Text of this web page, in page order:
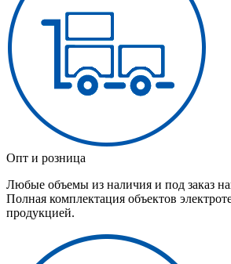
Опт и розница
Любые объемы из наличия и под заказ
Полная комплектация объектов
продукцией.